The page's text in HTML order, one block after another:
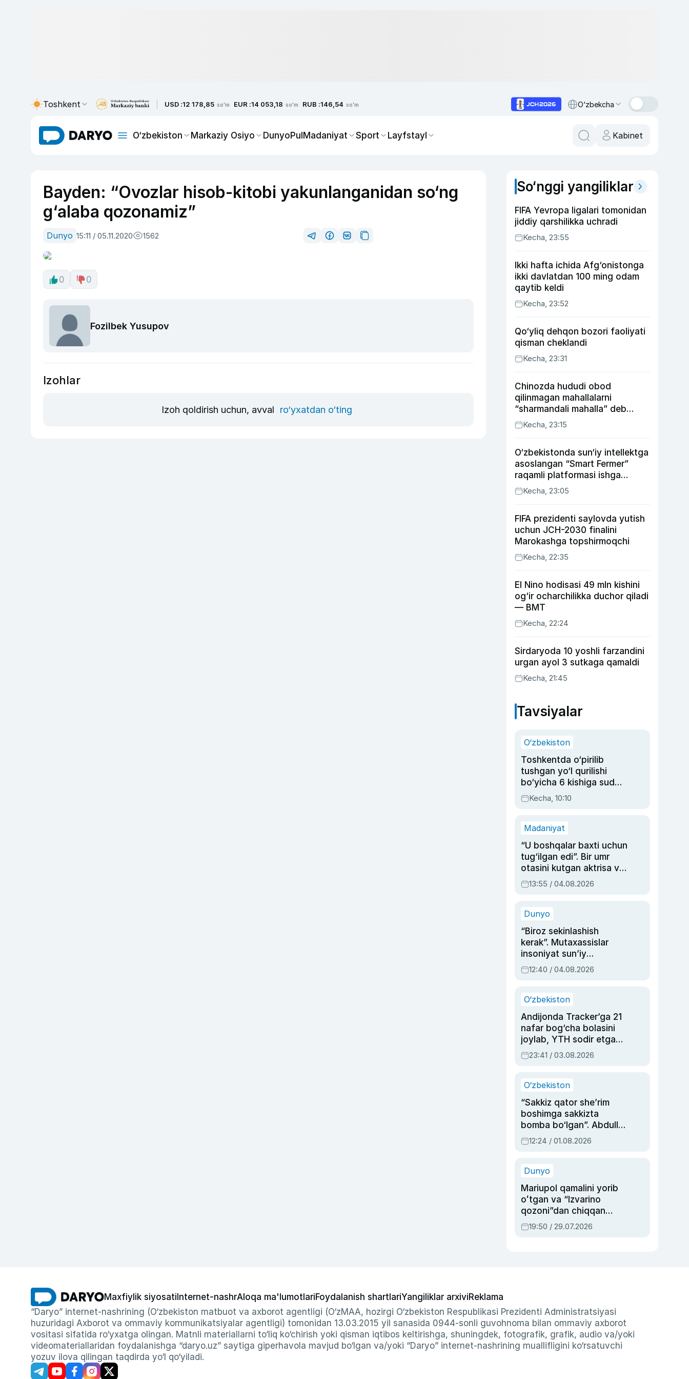
Toshkent USD :12 178,85 so'm EUR :14 053,18 so'm RUB :146,54 so'm O‘zbekcha
O‘zbekiston Markaziy Osiyo DunyoPulMadaniyat Sport Layfstayl Kabinet
Bayden: “Ovozlar hisob-kitobi yakunlanganidan so‘ng
g‘alaba qozonamiz”
Dunyo 15:11 / 05.11.2020 1562
0 0
Fozilbek Yusupov
Izohlar
Izoh qoldirish uchun, avval ro‘yxatdan o‘ting
So‘nggi yangiliklar
FIFA Yevropa ligalari tomonidan
jiddiy qarshilikka uchradi
Kecha, 23:55
Ikki hafta ichida Afg‘onistonga
ikki davlatdan 100 ming odam
qaytib keldi
Kecha, 23:52
Qo‘yliq dehqon bozori faoliyati
qisman cheklandi
Kecha, 23:31
Chinozda hududi obod
qilinmagan mahallalarni
“sharmandali mahalla” deb
belgilash boshlandi
Kecha, 23:15
O‘zbekistonda sun‘iy intellektga
asoslangan “Smart Fermer”
raqamli platformasi ishga
tushiriladi
Kecha, 23:05
FIFA prezidenti saylovda yutish
uchun JCH-2030 finalini
Marokashga topshirmoqchi
Kecha, 22:35
El Nino hodisasi 49 mln kishini
og‘ir ocharchilikka duchor qiladi
— BMT
Kecha, 22:24
Sirdaryoda 10 yoshli farzandini
urgan ayol 3 sutkaga qamaldi
Kecha, 21:45
Tavsiyalar
O‘zbekiston
Toshkentda o‘pirilib
tushgan yo‘l qurilishi
bo‘yicha 6 kishiga sud
hukmi o‘qildi
Kecha, 10:10
Madaniyat
“U boshqalar baxti uchun
tug‘ilgan edi”. Bir umr
otasini kutgan aktrisa va
dublyaj ustasi Rimma
Ahmedovaning
13:55 / 04.08.2026
Dunyo
“Biroz sekinlashish
kerak”. Mutaxassislar
insoniyat sun’iy
intellektni boshqara
olmay qolishidan xavotir
12:40 / 04.08.2026
O‘zbekiston
Andijonda Tracker’ga 21
nafar bog‘cha bolasini
joylab, YTH sodir etgan
ayolga sud hukmi o‘qildi
23:41 / 03.08.2026
O‘zbekiston
“Sakkiz qator she’rim
boshimga sakkizta
bomba bo‘lgan”. Abdulla
Oripovni siyosiy
ayblovlardan asrab
12:24 / 01.08.2026
Dunyo
Mariupol qamalini yorib
oʻtgan va “Izvarino
qozoni”dan chiqqan
qahramon — Ukraina
armiyasi bosh
19:50 / 29.07.2026
Maxfiylik siyosati Internet-nashrAloqa ma'lumotlariFoydalanish shartlariYangiliklar arxiviReklama
“Daryo” internet-nashrining (O‘zbekiston matbuot va axborot agentligi (O‘zMAA, hozirgi O‘zbekiston Respublikasi Prezidenti Administratsiyasi
huzuridagi Axborot va ommaviy kommunikatsiyalar agentligi) tomonidan 13.03.2015 yil sanasida 0944-sonli guvohnoma bilan ommaviy axborot
vositasi sifatida ro‘yxatga olingan. Matnli materiallarni to‘liq ko‘chirish yoki qisman iqtibos keltirishga, shuningdek, fotografik, grafik, audio va/yoki
videomateriallaridan foydalanishga “daryo.uz” saytiga giperhavola mavjud bo‘lgan va/yoki “Daryo” internet-nashrining muallifligini ko‘rsatuvchi
yozuv ilova qilingan taqdirda yo‘l qo‘yiladi.